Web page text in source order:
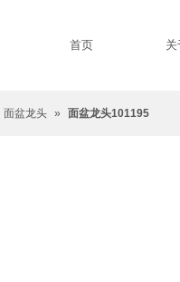
首页
面盆龙头 » 面盆龙头101195